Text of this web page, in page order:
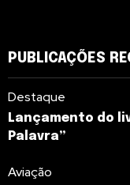
PUBLICAÇÕES
Destaque
Lançamento do
Palavra”
Aviação